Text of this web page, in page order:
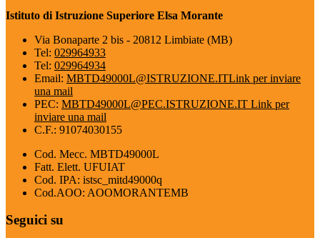
Istituto di Istruzione Superiore Elsa Morante
Via Bonaparte 2 bis - 20812 Limbiate (MB)
Tel: 029964933
Tel: 029964934
Email: MBTD49000L@ISTRUZIONE.ITLink per inviare
una mail
PEC: MBTD49000L@PEC.ISTRUZIONE.IT Link per
inviare una mail
C.F.: 91074030155
Cod. Mecc. MBTD49000L
Fatt. Elett. UFUIAT
Cod. IPA: istsc_mitd49000q
Cod.AOO: AOOMORANTEMB
Seguici su